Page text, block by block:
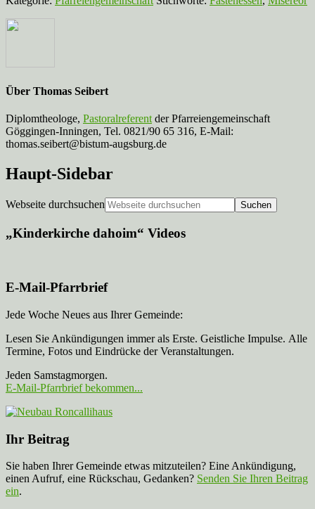
Über Thomas Seibert
Diplomtheologe, Pastoralreferent der Pfarreiengemeinschaft
Göggingen-Inningen, Tel. 0821/90 65 316, E-Mail:
thomas.seibert@bistum-augsburg.de
Haupt-Sidebar
Webseite durchsuchen
„Kinderkirche dahoim“ Videos
E-Mail-Pfarrbrief
Jede Woche Neues aus Ihrer Gemeinde:
Lesen Sie Ankündigungen immer als Erste. Geistliche Impulse. Alle
Termine, Fotos und Eindrücke der Veranstaltungen.
Jeden Samstagmorgen.
E-Mail-Pfarrbrief bekommen...
Ihr Beitrag
Sie haben Ihrer Gemeinde etwas mitzuteilen? Eine Ankündigung,
einen Aufruf, eine Rückschau, Gedanken? Senden Sie Ihren Beitrag
ein.